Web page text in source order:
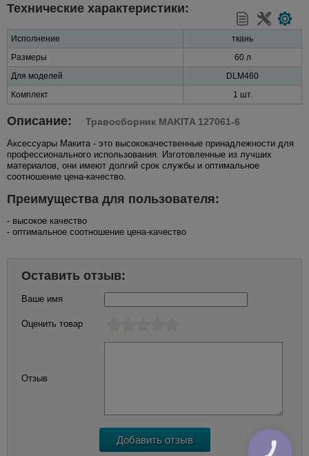
Технические характеристики:
Исполнение
ткань
Размеры
60 л
Для моделей
DLM460
Комплект
1 шт.
Описание: Травосборник MAKITA 127061-6
Аксессуары Макита - это высококачественные принадлежности для
профессионального использования. Изготовленные из лучших
материалов, они имеют долгий срок службы и оптимальное
соотношение цена-качество.
Преимущества для пользователя:
- высокое качество
- оптимальное соотношение цена-качество
Оставить отзыв:
Ваше имя
Оценить товар
Отзыв
КНОПКА
ЗВ'ЯЗКУ